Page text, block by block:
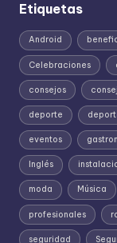
Etiquetas
Android
Celebraciones
consejos
deporte
eventos
Inglés
moda Música
profesionales
seguridad